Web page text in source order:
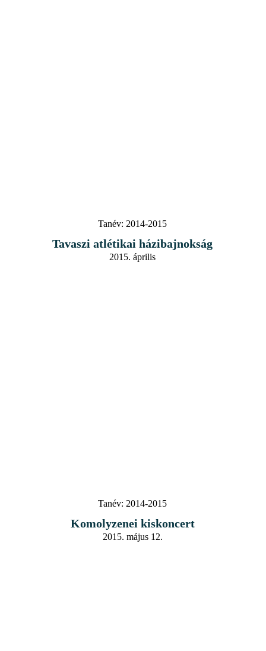
Tanév: 2014-2015
Tavaszi atlétikai házibajnokság
2015. április
Tanév: 2014-2015
Komolyzenei kiskoncert
2015. május 12.